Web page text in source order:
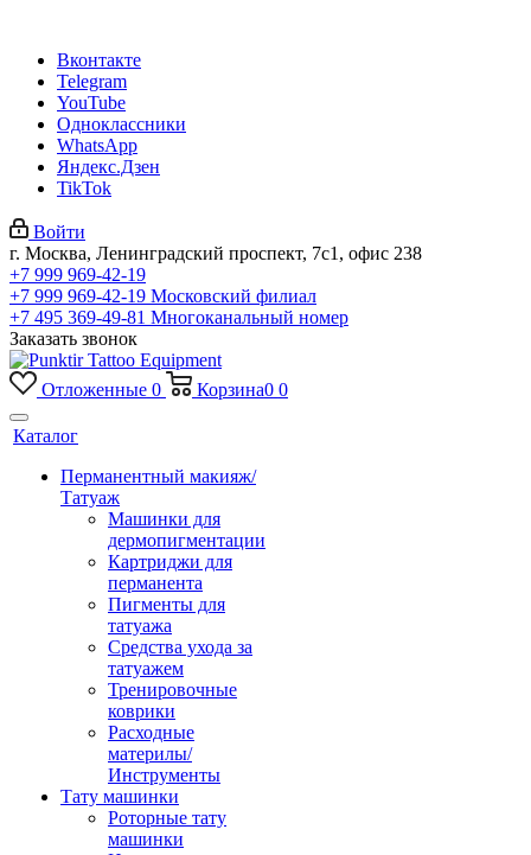
Вконтакте
Telegram
YouTube
Одноклассники
WhatsApp
Яндекс.Дзен
TikTok
Войти
г. Москва, Ленинградский проспект, 7с1, офис 238
+7 999 969-42-19
+7 999 969-42-19 Московский филиал
+7 495 369-49-81 Многоканальный номер
Заказать звонок
Отложенные 0 Корзина0 0
Каталог
Перманентный макияж/
Татуаж
Машинки для
дермопигментации
Картриджи для
перманента
Пигменты для
татуажа
Средства ухода за
татуажем
Тренировочные
коврики
Расходные
материлы/
Инструменты
Тату машинки
Роторные тату
машинки